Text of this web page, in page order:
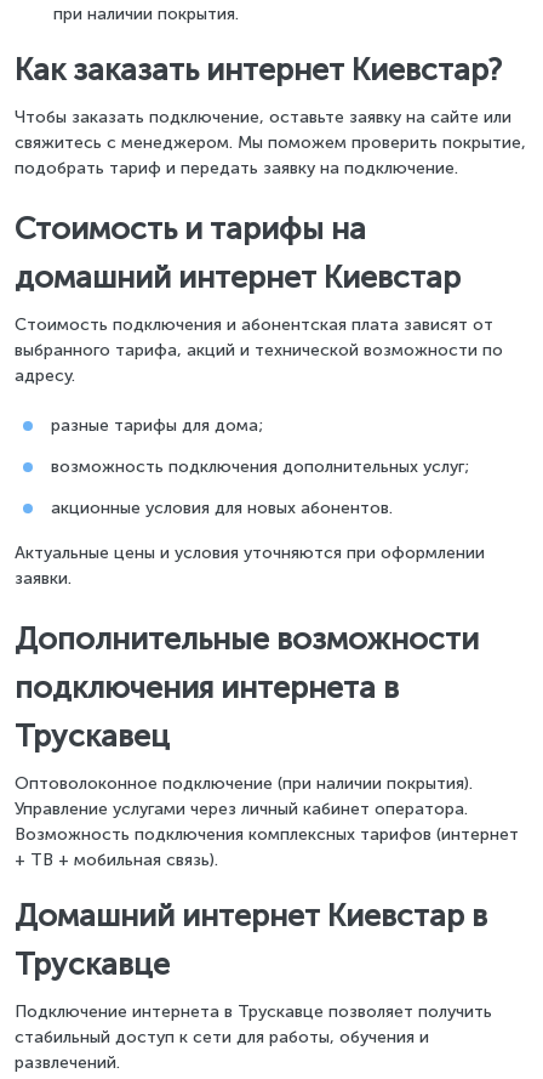
при наличии покрытия.
Как заказать интернет Киевстар?
Чтобы заказать подключение, оставьте заявку на сайте или
свяжитесь с менеджером. Мы поможем проверить покрытие,
подобрать тариф и передать заявку на подключение.
Стоимость и тарифы на
домашний интернет Киевстар
Стоимость подключения и абонентская плата зависят от
выбранного тарифа, акций и технической возможности по
адресу.
разные тарифы для дома;
возможность подключения дополнительных услуг;
акционные условия для новых абонентов.
Актуальные цены и условия уточняются при оформлении
заявки.
Дополнительные возможности
подключения интернета в
Трускавец
Оптоволоконное подключение (при наличии покрытия).
Управление услугами через личный кабинет оператора.
Возможность подключения комплексных тарифов (интернет
+ ТВ + мобильная связь).
Домашний интернет Киевстар в
Трускавце
Подключение интернета в Трускавце позволяет получить
стабильный доступ к сети для работы, обучения и
развлечений.